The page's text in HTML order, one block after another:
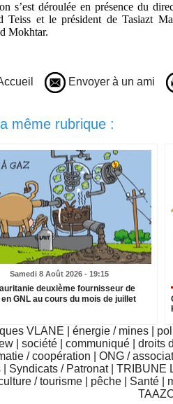
s’est déroulée en présence du
Teiss et le président de Tasiazt
Mokhtar.
Envoyer à un ami
même rubrique :
Samedi 8 Août 2026 - 19:15
deuxième fournisseur de
en GNL au cours du mois de juillet
VLANE énergie / mines
société communiqué droits
/ coopération
ONG /
Syndicats / Patronat TRIBUNE
/ tourisme pêche Santé